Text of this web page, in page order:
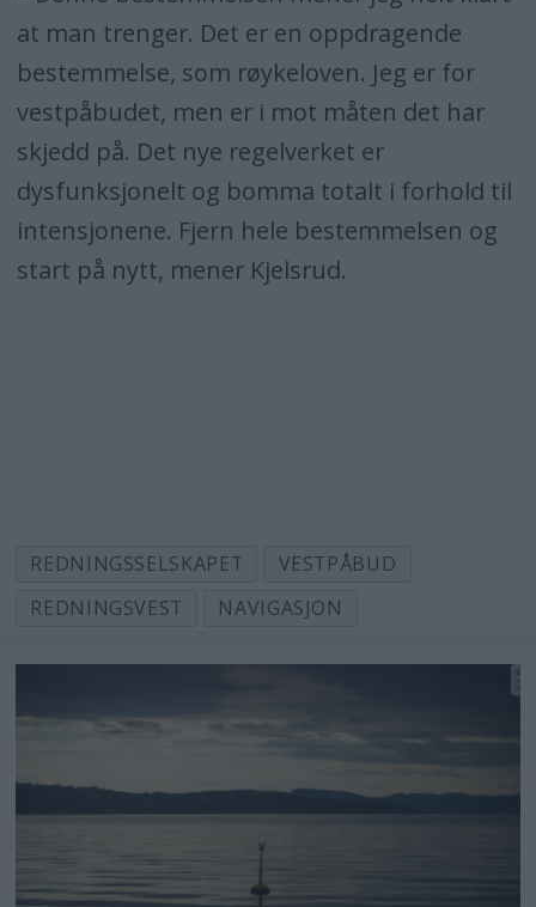
at man trenger. Det er en oppdragende
bestemmelse, som røykeloven. Jeg er for
vestpåbudet, men er i mot måten det har
skjedd på. Det nye regelverket er
dysfunksjonelt og bomma totalt i forhold til
intensjonene. Fjern hele bestemmelsen og
start på nytt, mener Kjelsrud.
REDNINGSSELSKAPET
VESTPÅBUD
REDNINGSVEST
NAVIGASJON